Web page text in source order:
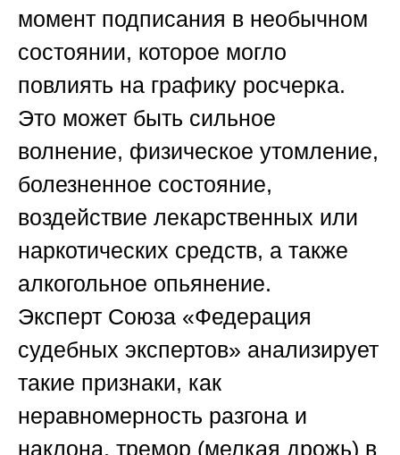
момент подписания в необычном
состоянии, которое могло
повлиять на графику росчерка.
Это может быть сильное
волнение, физическое утомление,
болезненное состояние,
воздействие лекарственных или
наркотических средств, а также
алкогольное опьянение.
Эксперт Союза «Федерация
судебных экспертов» анализирует
такие признаки, как
неравномерность разгона и
наклона, тремор (мелкая дрожь) в